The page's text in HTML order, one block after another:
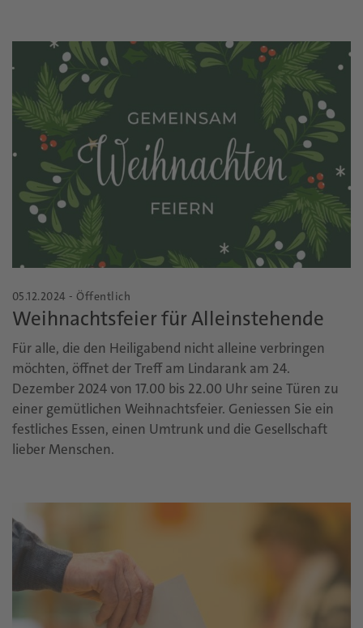
05.12.2024 - Öffentlich
Weihnachtsfeier für Alleinstehende
Für alle, die den Heiligabend nicht alleine verbringen
möchten, öffnet der Treff am Lindarank am 24.
Dezember 2024 von 17.00 bis 22.00 Uhr seine Türen zu
einer gemütlichen Weihnachtsfeier. Geniessen Sie ein
festliches Essen, einen Umtrunk und die Gesellschaft
lieber Menschen.